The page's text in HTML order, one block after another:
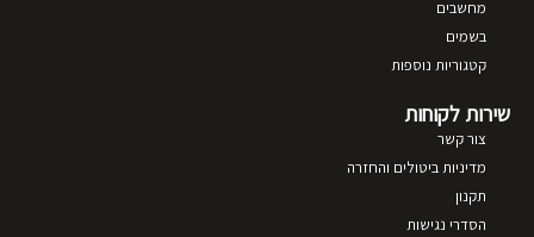
מחשבים
בשמים
קטגוריות נוספות
שירות לקוחות
צור קשר
מדיניות ביטולים והחזרה
תקנון
הסדרי נגישות